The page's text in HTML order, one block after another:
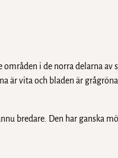
i de norra delarna av
vita och bladen är
bredare. Den har ganska